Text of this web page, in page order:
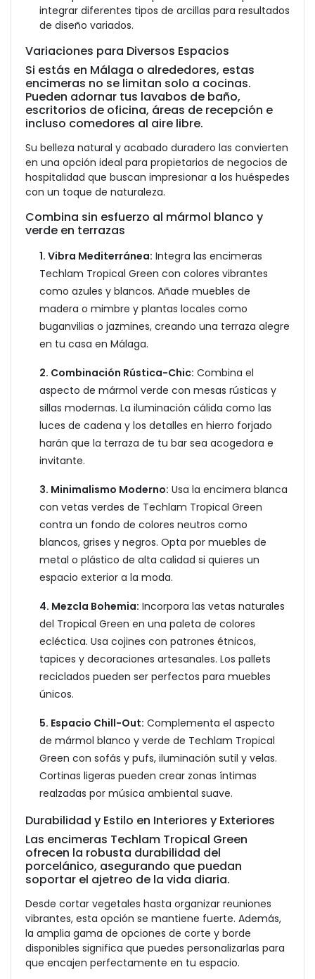
integrar diferentes tipos de arcillas para resultados
de diseño variados.
Variaciones para Diversos Espacios
Si estás en Málaga o alrededores, estas
encimeras no se limitan solo a cocinas.
Pueden adornar tus lavabos de baño,
escritorios de oficina, áreas de recepción e
incluso comedores al aire libre.
Su belleza natural y acabado duradero las convierten
en una opción ideal para propietarios de negocios de
hospitalidad que buscan impresionar a los huéspedes
con un toque de naturaleza.
Combina sin esfuerzo al mármol blanco y
verde en terrazas
1. Vibra Mediterránea: Integra las encimeras
Techlam Tropical Green con colores vibrantes
como azules y blancos. Añade muebles de
madera o mimbre y plantas locales como
buganvilias o jazmines, creando una terraza alegre
en tu casa en Málaga.
2. Combinación Rústica-Chic: Combina el
aspecto de mármol verde con mesas rústicas y
sillas modernas. La iluminación cálida como las
luces de cadena y los detalles en hierro forjado
harán que la terraza de tu bar sea acogedora e
invitante.
3. Minimalismo Moderno: Usa la encimera blanca
con vetas verdes de Techlam Tropical Green
contra un fondo de colores neutros como
blancos, grises y negros. Opta por muebles de
metal o plástico de alta calidad si quieres un
espacio exterior a la moda.
4. Mezcla Bohemia: Incorpora las vetas naturales
del Tropical Green en una paleta de colores
ecléctica. Usa cojines con patrones étnicos,
tapices y decoraciones artesanales. Los pallets
reciclados pueden ser perfectos para muebles
únicos.
5. Espacio Chill-Out: Complementa el aspecto
de mármol blanco y verde de Techlam Tropical
Green con sofás y pufs, iluminación sutil y velas.
Cortinas ligeras pueden crear zonas íntimas
realzadas por música ambiental suave.
Durabilidad y Estilo en Interiores y Exteriores
Las encimeras Techlam Tropical Green
ofrecen la robusta durabilidad del
porcelánico, asegurando que puedan
soportar el ajetreo de la vida diaria.
Desde cortar vegetales hasta organizar reuniones
vibrantes, esta opción se mantiene fuerte. Además,
la amplia gama de opciones de corte y borde
disponibles significa que puedes personalizarlas para
que encajen perfectamente en tu espacio.